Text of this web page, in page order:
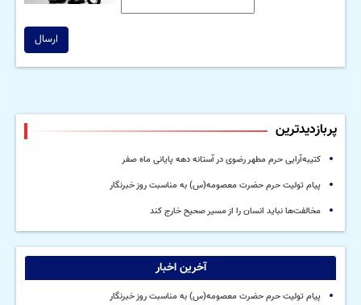
ارسال
پربازدیدترین
کتیبه‌آرایی حرم مطهر رضوی در آستانه دهه پایانی ماه صفر
پیام تولیت حرم حضرت معصومه(س) به مناسبت روز خبرنگار
مخالفت‌ها نباید انسان را از مسیر صحیح خارج کند
آخرین اخبار
پیام تولیت حرم حضرت معصومه(س) به مناسبت روز خبرنگار